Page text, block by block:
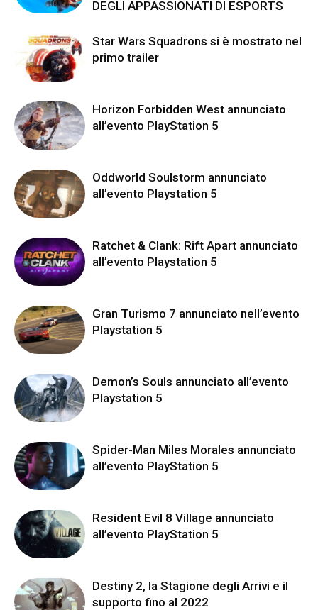
DEGLI APPASSIONATI DI ESPORTS
Star Wars Squadrons si è mostrato nel
primo trailer
Horizon Forbidden West annunciato
all’evento PlayStation 5
Oddworld Soulstorm annunciato
all’evento Playstation 5
Ratchet & Clank: Rift Apart annunciato
all’evento Playstation 5
Gran Turismo 7 annunciato nell’evento
Playstation 5
Demon’s Souls annunciato all’evento
Playstation 5
Spider-Man Miles Morales annunciato
all’evento PlayStation 5
Resident Evil 8 Village annunciato
all’evento PlayStation 5
Destiny 2, la Stagione degli Arrivi e il
supporto fino al 2022